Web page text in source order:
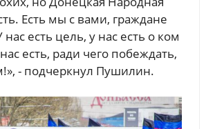
Есть мы с вами, граждане
есть цель, у нас есть о ком
есть, ради чего побеждать,
- подчеркнул Пушилин.